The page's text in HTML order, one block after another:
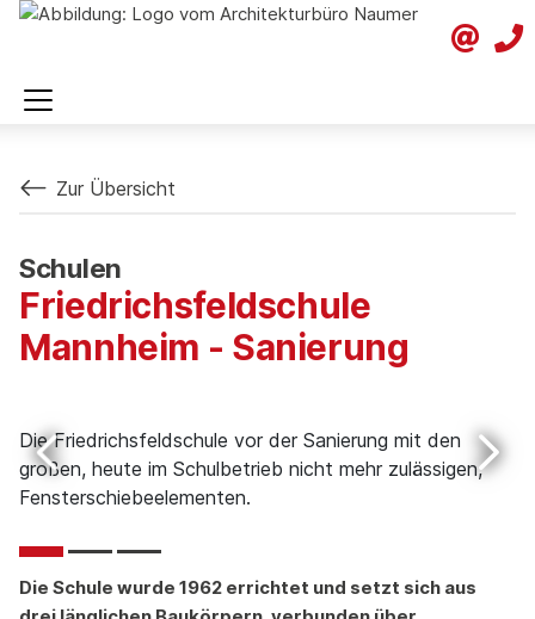
Zur Übersicht
Schulen
Friedrichsfeldschule
Mannheim - Sanierung
Die Friedrichsfeldschule vor der Sanierung mit den
großen, heute im Schulbetrieb nicht mehr zulässigen,
Fensterschiebeelementen.
Die Schule wurde 1962 errichtet und setzt sich aus